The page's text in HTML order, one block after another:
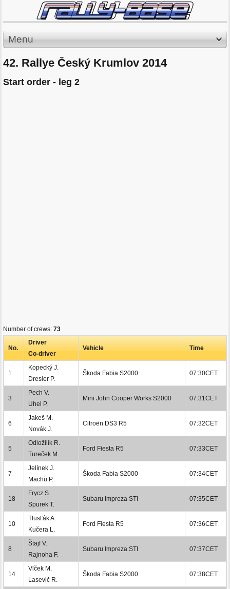
Menu
42. Rallye Český Krumlov 2014
Start order - leg 2
Number of crews: 73
No.
Driver
Co-driver
Vehicle Time
1
Kopecký J.
Dresler P.
Škoda Fabia S2000 07:30CET
3
Pech V.
Uhel P.
Mini John Cooper Works S2000 07:31CET
6
Jakeš M.
Novák J.
Citroën DS3 R5 07:32CET
5
Odložilík R.
Tureček M.
Ford Fiesta R5 07:33CET
7
Jelínek J.
Machů P.
Škoda Fabia S2000 07:34CET
18
Frycz S.
Spurek T.
Subaru Impreza STI 07:35CET
10
Tlusťák A.
Kučera L.
Ford Fiesta R5 07:36CET
8
Štajf V.
Rajnoha F.
Subaru Impreza STI 07:37CET
14
Vlček M.
Lasevič R.
Škoda Fabia S2000 07:38CET